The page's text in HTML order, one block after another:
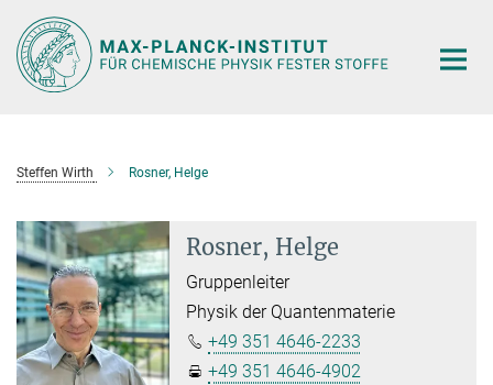
Hauptinhalt
Steffen Wirth Rosner, Helge
Rosner, Helge
Gruppenleiter
Physik der Quantenmaterie
+49 351 4646-2233
+49 351 4646-4902